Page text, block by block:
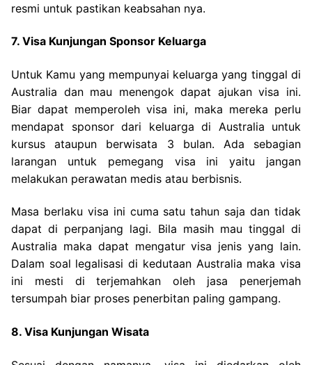
resmi untuk pastikan keabsahan nya.
7. Visa Kunjungan Sponsor Keluarga
Untuk Kamu yang mempunyai keluarga yang tinggal di
Australia dan mau menengok dapat ajukan visa ini.
Biar dapat memperoleh visa ini, maka mereka perlu
mendapat sponsor dari keluarga di Australia untuk
kursus ataupun berwisata 3 bulan. Ada sebagian
larangan untuk pemegang visa ini yaitu jangan
melakukan perawatan medis atau berbisnis.
Masa berlaku visa ini cuma satu tahun saja dan tidak
dapat di perpanjang lagi. Bila masih mau tinggal di
Australia maka dapat mengatur visa jenis yang lain.
Dalam soal legalisasi di kedutaan Australia maka visa
ini mesti di terjemahkan oleh jasa penerjemah
tersumpah biar proses penerbitan paling gampang.
8. Visa Kunjungan Wisata